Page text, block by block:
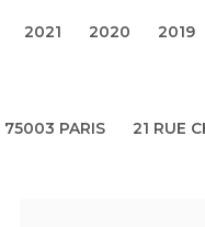
2021 2020 2019
75003 PARIS 21 RUE